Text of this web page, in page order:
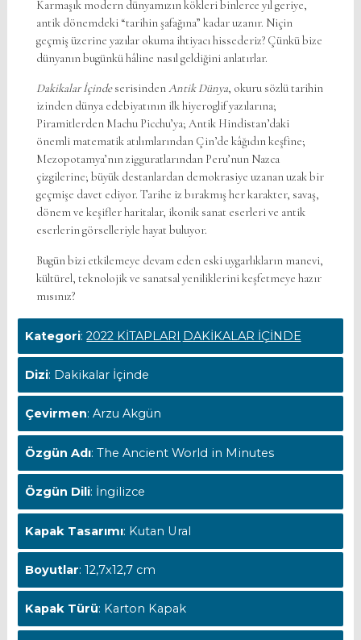
Karmaşık modern dünyamızın kökleri binlerce yıl geriye,
antik dönemdeki “tarihin şafağına” kadar uzanır. Niçin
geçmiş üzerine yazılar okuma ihtiyacı hissederiz? Çünkü bize
dünyanın bugünkü hâline nasıl geldiğini anlatırlar.
Dakikalar İçindeserisindenAntik Dünya, okuru sözlü tarihin
izinden dünya edebiyatının ilk hiyeroglif yazılarına;
Piramitlerden Machu Picchu’ya; Antik Hindistan’daki
önemli matematik atılımlarından Çin’de kâğıdın keşfine;
Mezopotamya’nın zigguratlarından Peru’nun Nazca
çizgilerine; büyük destanlardan demokrasiye uzanan uzak bir
geçmişe davet ediyor. Tarihe iz bırakmış her karakter, savaş,
dönem ve keşifler haritalar, ikonik sanat eserleri ve antik
eserlerin görselleriyle hayat buluyor.
Bugün bizi etkilemeye devam eden eski uygarlıkların manevi,
kültürel, teknolojik ve sanatsal yeniliklerini keşfetmeye hazır
mısınız?
Kategori:2022 KİTAPLARI DAKİKALAR İÇİNDE
Dizi: Dakikalar İçinde
Çevirmen: Arzu Akgün
Özgün Adı: The Ancient World in Minutes
Özgün Dili: İngilizce
Kapak Tasarımı: Kutan Ural
Boyutlar: 12,7x12,7 cm
Kapak Türü: Karton Kapak